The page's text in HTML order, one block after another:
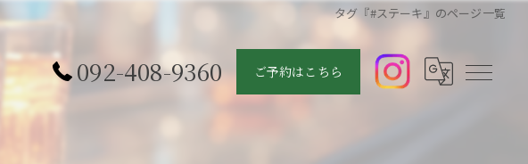
タグ『#ステーキ』のページ一覧
092-408-9360 ご予約はこちら